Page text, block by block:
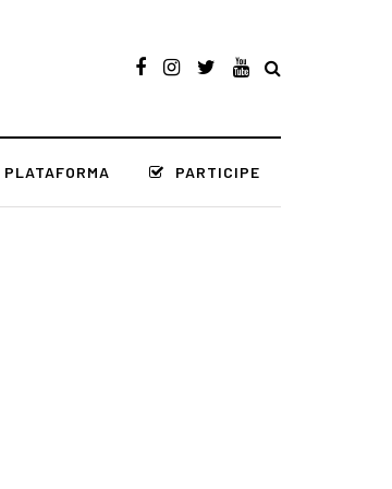
PLATAFORMA PARTICIPE